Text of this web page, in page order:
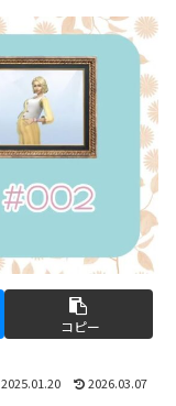
コピー
2025.01.20 2026.03.07